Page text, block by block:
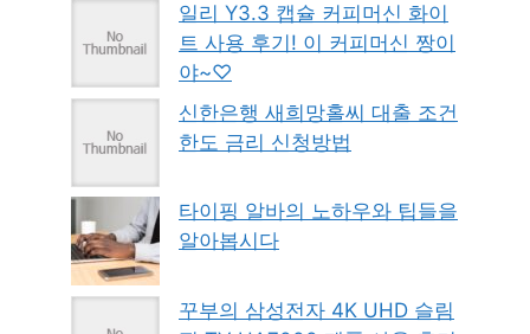
일리 Y3.3 캡슐 커피머신 화이
트 사용 후기! 이 커피머신 짱이
야~♡
신한은행 새희망홀씨 대출 조건
한도 금리 신청방법
타이핑 알바의 노하우와 팁들을
알아봅시다
꾸부의 삼성전자 4K UHD 슬림